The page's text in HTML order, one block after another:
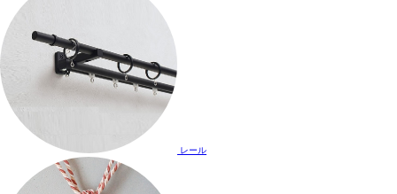
レール